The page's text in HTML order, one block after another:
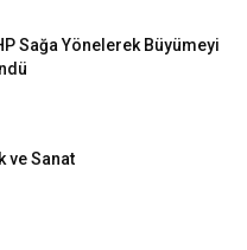
Sağa Yönelerek Büyümeyi
ve Sanat